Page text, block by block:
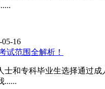
05-16
试范围全解析！
和专科毕业生选择通过
......